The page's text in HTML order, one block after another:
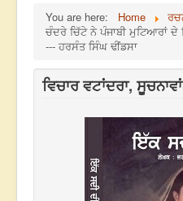
You are here: Home
ਚੰਦਰੇ ਚਿੱਟੇ ਨੇ ਪੰਜਾਬੀ ਮੁਟਿਆਰਾਂ
--- ਹਰਸੰਤ ਸਿੰਘ ਢੀਂਡਸਾ
ਵਿਚਾਰ ਵਟਾਂਦਰਾ,